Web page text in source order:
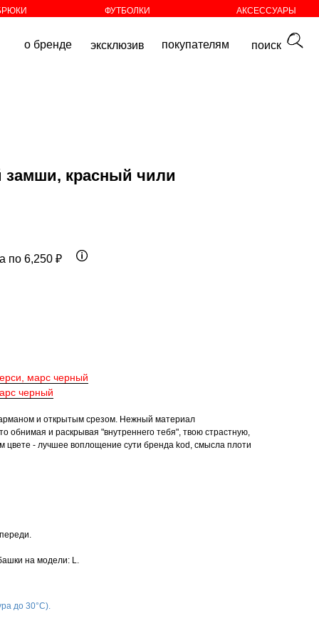
поиск
эксклюзив
ФУТБОЛКИ АКСЕССУАРЫ
замши, красный чили
по 6,250 ₽
марс черный
черный
и открытым срезом. Нежный материал
обнимая и раскрывая "внутреннего тебя", твою страстную,
- лучшее воплощение сути бренда kоd, смысла плоти
на модели: L.
до 30°С).